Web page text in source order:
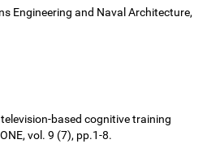
Engineering and Naval Architecture,
based cognitive training
vol. 9 (7), pp.1-8.